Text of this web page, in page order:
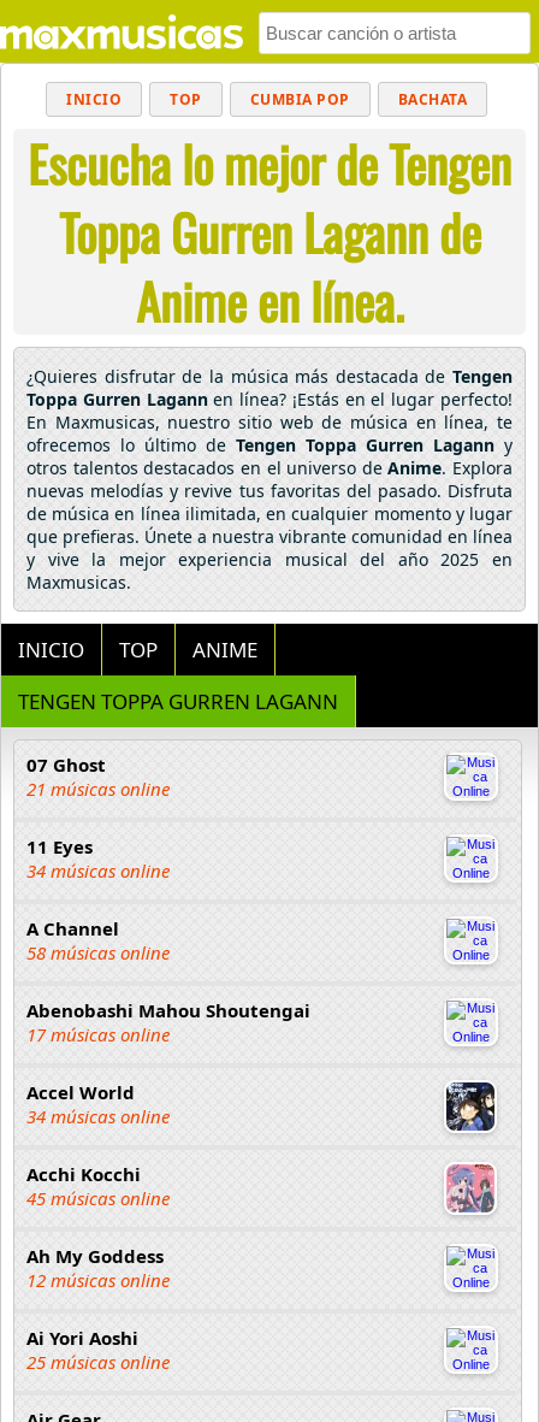
INICIO TOP CUMBIA POP BACHATA
MUSICA CRISTIANA REGGAETON
BALADAS ALTERNATIVO ELECTRÓNICA
CUMBIAS
Escucha lo mejor de Tengen
Toppa Gurren Lagann de
Anime en línea.
¿Quieres disfrutar de la música más destacada de Tengen
Toppa Gurren Lagannen línea? ¡Estás en el lugar perfecto!
En Maxmusicas, nuestro sitio web de música en línea, te
ofrecemos lo último de Tengen Toppa Gurren Lagann y
otros talentos destacados en el universo deAnime. Explora
nuevas melodías y revive tus favoritas del pasado. Disfruta
de música en línea ilimitada, en cualquier momento y lugar
que prefieras. Únete a nuestra vibrante comunidad en línea
y vive la mejor experiencia musical del año 2025 en
Maxmusicas.
INICIO TOP
ANIME
TENGEN TOPPA GURREN LAGANN
07 Ghost
21 músicas online
11 Eyes
34 músicas online
A Channel
58 músicas online
Abenobashi Mahou Shoutengai
17 músicas online
Accel World
34 músicas online
Acchi Kocchi
45 músicas online
Ah My Goddess
12 músicas online
Ai Yori Aoshi
25 músicas online